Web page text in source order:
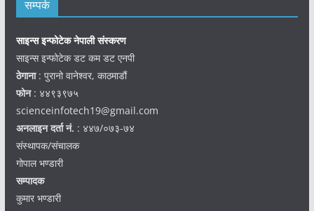
सम्पर्क
साइन्स इन्फोटेक नेपाली संस्करण
साइन्स इन्फोटेक डट कम डट एनपी
ठेगाना: पुरानो वानेश्वर, काठमाडौं
फोन: ४४९३९७५
scienceinfotech19@gmail.com
अनलाइन दर्ता नं. : ४४७/०७३-७४
संस्थापक/संचालक
गोपाल भण्डारी
सम्पादक
कुमार भण्डारी